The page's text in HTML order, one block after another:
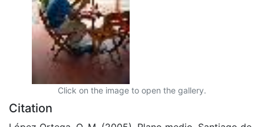
Click on the image to open the gallery.
Citation